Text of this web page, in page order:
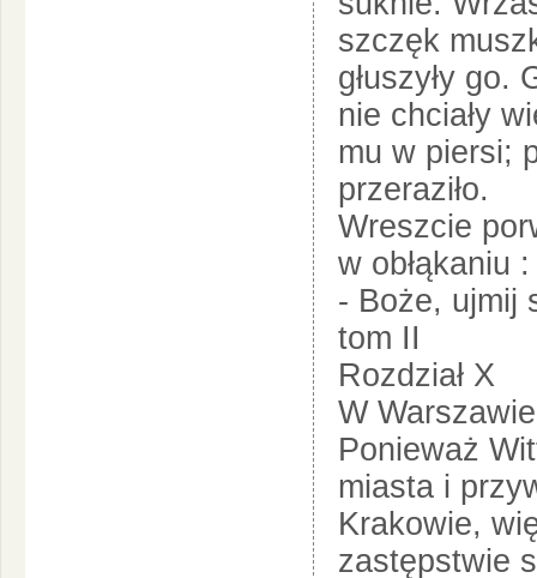
szczęk
głuszyły go.
nie chciały
mu w piersi;
przeraziło.
Wreszcie
w obłąkaniu :
- Boże, ujmij
tom II
Rozdział X
W
Ponieważ
miasta i
Krakowie,
zastępstwie